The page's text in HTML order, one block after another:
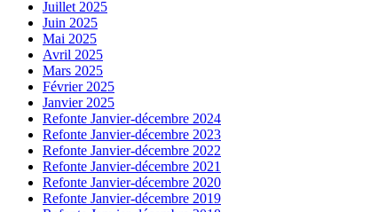
Juillet 2025
Juin 2025
Mai 2025
Avril 2025
Mars 2025
Février 2025
Janvier 2025
Refonte Janvier-décembre 2024
Refonte Janvier-décembre 2023
Refonte Janvier-décembre 2022
Refonte Janvier-décembre 2021
Refonte Janvier-décembre 2020
Refonte Janvier-décembre 2019